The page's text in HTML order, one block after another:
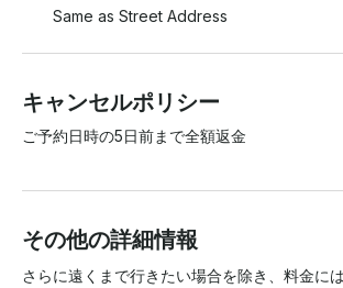
Same as Street Address
キャンセルポリシー
ご予約日時の5日前まで全額返金
その他の詳細情報
さらに遠くまで行きたい場合を除き、料金に